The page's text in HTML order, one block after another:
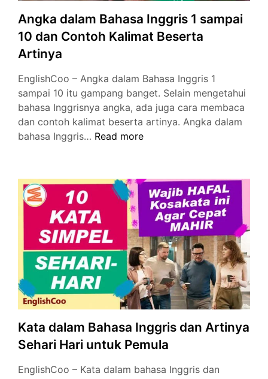
Angka dalam Bahasa Inggris 1 sampai
10 dan Contoh Kalimat Beserta
Artinya
EnglishCoo – Angka dalam Bahasa Inggris 1
sampai 10 itu gampang banget. Selain mengetahui
bahasa Inggrisnya angka, ada juga cara membaca
dan contoh kalimat beserta artinya. Angka dalam
bahasa Inggris… Angka
Inggris
sampai
10
dan
Contoh
Kalimat
Beserta
Artinya
Read more
Kata dalam Bahasa Inggris dan Artinya
Sehari Hari untuk Pemula
EnglishCoo – Kata dalam bahasa Inggris dan